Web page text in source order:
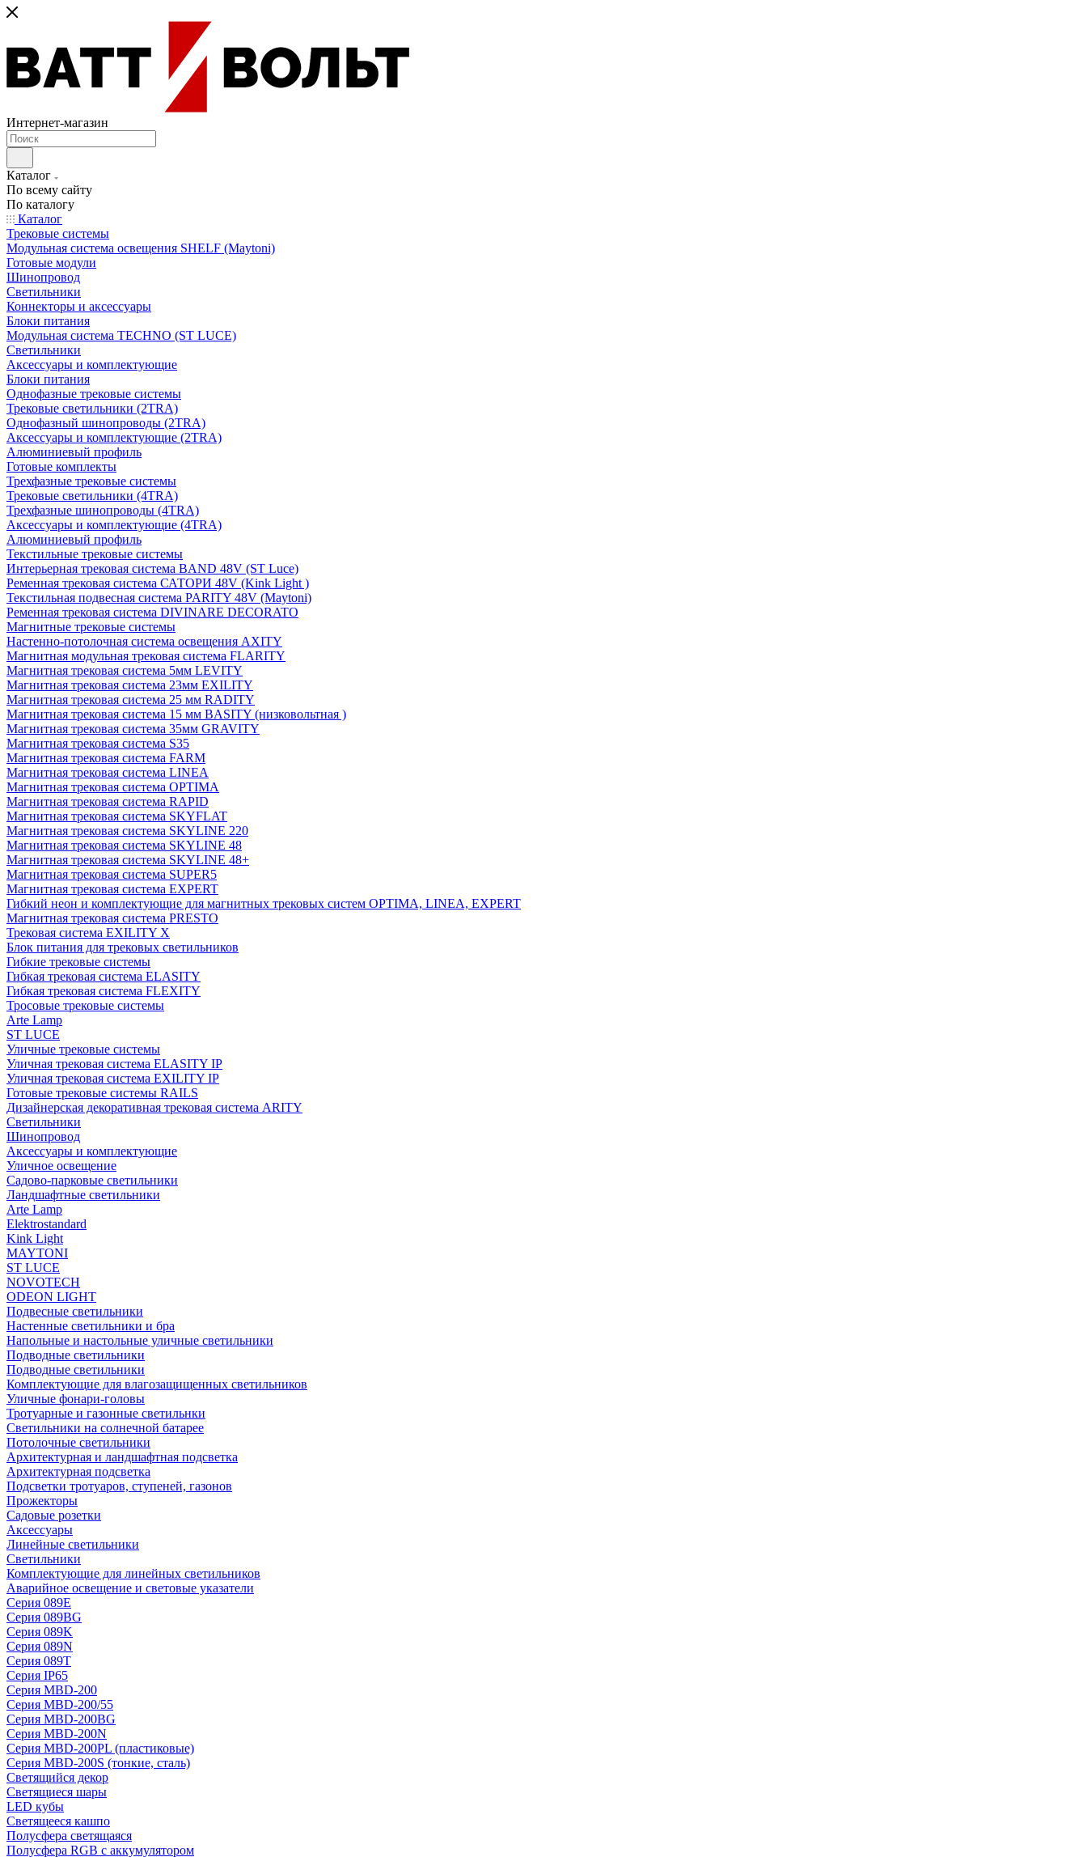
Интернет-магазин
Каталог
По всему сайту
По каталогу
Каталог
Трековые системы
Модульная система освещения SHELF (Maytoni)
Готовые модули
Шинопровод
Светильники
Коннекторы и аксессуары
Блоки питания
Модульная система TECHNO (ST LUCE)
Светильники
Аксессуары и комплектующие
Блоки питания
Однофазные трековые системы
Трековые светильники (2TRA)
Однофазный шинопроводы (2TRA)
Аксессуары и комплектующие (2TRA)
Алюминиевый профиль
Готовые комплекты
Трехфазные трековые системы
Трековые светильники (4TRA)
Трехфазные шинопроводы (4TRA)
Аксессуары и комплектующие (4TRA)
Алюминиевый профиль
Текстильные трековые системы
Интерьерная трековая система BAND 48V (ST Luce)
Ременная трековая система САТОРИ 48V (Kink Light )
Текстильная подвесная система PARITY 48V (Maytoni)
Ременная трековая система DIVINARE DECORATO
Магнитные трековые системы
Настенно-потолочная система освещения AXITY
Магнитная модульная трековая система FLARITY
Магнитная трековая система 5мм LEVITY
Магнитная трековая система 23мм EXILITY
Магнитная трековая система 25 мм RADITY
Магнитная трековая система 15 мм BASITY (низковольтная )
Магнитная трековая система 35мм GRAVITY
Магнитная трековая система S35
Магнитная трековая система FARM
Магнитная трековая система LINEA
Магнитная трековая система OPTIMA
Магнитная трековая система RAPID
Магнитная трековая система SKYFLAT
Магнитная трековая система SKYLINE 220
Магнитная трековая система SKYLINE 48
Магнитная трековая система SKYLINE 48+
Магнитная трековая система SUPER5
Магнитная трековая система EXPERT
Гибкий неон и комплектующие для магнитных трековых систем OPTIMA, LINEA, EXPERT
Магнитная трековая система PRESTO
Трековая система EXILITY X
Блок питания для трековых светильников
Гибкие трековые системы
Гибкая трековая система ELASITY
Гибкая трековая система FLEXITY
Тросовые трековые системы
Arte Lamp
ST LUCE
Уличные трековые системы
Уличная трековая система ELASITY IP
Уличная трековая система EXILITY IP
Готовые трековые системы RAILS
Дизайнерская декоративная трековая система ARITY
Светильники
Шинопровод
Аксессуары и комплектующие
Уличное освещение
Садово-парковые светильники
Ландшафтные светильники
Arte Lamp
Elektrostandard
Kink Light
MAYTONI
ST LUCE
NOVOTECH
ODEON LIGHT
Подвесные светильники
Настенные светильники и бра
Напольные и настольные уличные светильники
Подводные светильники
Подводные светильники
Комплектующие для влагозащищенных светильников
Уличные фонари-головы
Тротуарные и газонные светильнки
Светильники на солнечной батарее
Потолочные светильники
Архитектурная и ландшафтная подсветка
Архитектурная подсветка
Подсветки тротуаров, ступеней, газонов
Прожекторы
Садовые розетки
Аксессуары
Линейные светильники
Светильники
Комплектующие для линейных светильников
Аварийное освещение и световые указатели
Серия 089E
Серия 089BG
Серия 089K
Серия 089N
Серия 089T
Серия IP65
Серия MBD-200
Серия MBD-200/55
Серия MBD-200BG
Серия MBD-200N
Серия MBD-200PL (пластиковые)
Серия MBD-200S (тонкие, сталь)
Светящийся декор
Светящиеся шары
LED кубы
Светящееся кашпо
Полусфера светящаяся
Полусфера RGB с аккумулятором